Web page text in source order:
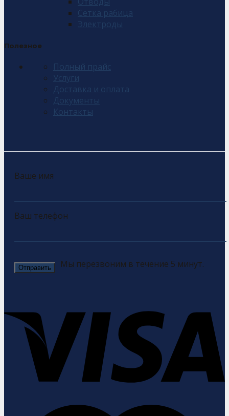
Сетка рабица
Электроды
Полезное
Полный прайс
Услуги
Доставка и оплата
Документы
Контакты
Ваше имя
Ваш телефон
Мы перезвоним в течение 5 минут.